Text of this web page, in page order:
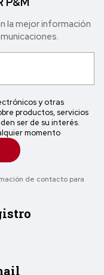
la mejor in formación
y otras
productos, servicios
ser de su interés.
momento
de contacto para